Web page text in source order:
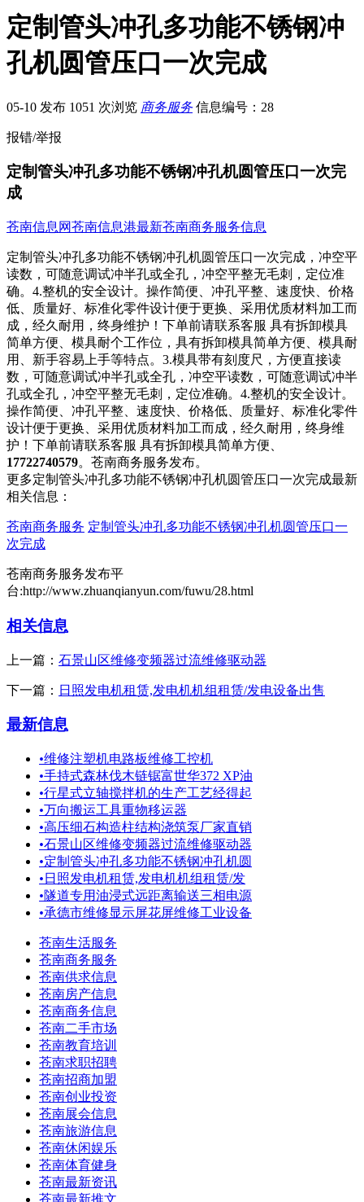
定制管头冲孔多功能不锈钢冲
孔机圆管压口一次完成
05-10 发布 1051 次浏览 商务服务 信息编号：28
报错/举报
定制管头冲孔多功能不锈钢冲孔机圆管压口一次完
成
苍南信息网苍南信息港最新苍南商务服务信息
定制管头冲孔多功能不锈钢冲孔机圆管压口一次完成，冲空平
读数，可随意调试冲半孔或全孔，冲空平整无毛​‌‌刺，定位准
确。4.整机的安全设计。操作简便、冲孔平整、速度快、价格
低、质量好、标准化零件设计便于更换、采用优质材料加工而
成，经久耐用，终身维护！下单前请联系客服 具有拆卸模具
简单方便、模具耐个工作位，具有拆卸模具简单方便、模具耐
用、新手容易上手等特点。3.模具带有刻度尺，方便直接读
数，可随意调试冲半孔或全孔，冲空平读数，可随意调试冲半
孔或全孔，冲空平整无毛刺，定位准确。4.整机的安全设计。
操作简便、冲孔平整、速度快、价格低、质量好、标准化零件
设计便于更换、采用优质材料加工而成，经久耐用，终身维
护！下单前请联系客服 具有拆卸模具简单方便、
17722740579。苍南商务服务发布。
更多定制管头冲孔多功能不锈钢冲孔机圆管压口一次完成最新
相关信息：
苍南商务服务 定制管头冲孔多功能不锈钢冲孔机圆管压口一
次完成
苍南商务服务发布平
台:http://www.zhuanqianyun.com/fuwu/28.html
相关信息
上一篇： 石景山区维修变频器过流维修驱动器
下一篇： 日照发电机租赁,发电机机组租赁/发电设备出售
最新信息
•维修注塑机电路板维修工控机
•手持式森林伐木链锯富世华372 XP油
•行星式立轴搅拌机的生产工艺经得起
•万向搬运工具重物移运器
•高压细石构造柱结构浇筑泵厂家直销
•石景山区维修变频器过流维修驱动器
•定制管头冲孔多功能不锈钢冲孔机圆
• 日照发电机租赁,发电机机组租赁/发
•隧道专用油浸式远距离输送三相电源
•承德市维修显示屏花屏维修工业设备
苍南生活服务
苍南商务服务
苍南供求信息
苍南房产信息
苍南商务信息
苍南二手市场
苍南教育培训
苍南求职招聘
苍南招商加盟
苍南创业投资
苍南展会信息
苍南旅游信息
苍南休闲娱乐
苍南体育健身
苍南最新资讯
苍南最新推文